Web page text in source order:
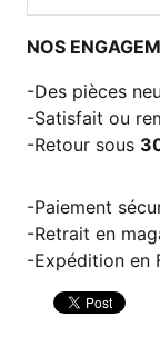
NOS
Des pièces
Satisfait ou
Retour sous
Paiement
Retrait en
Expédition en